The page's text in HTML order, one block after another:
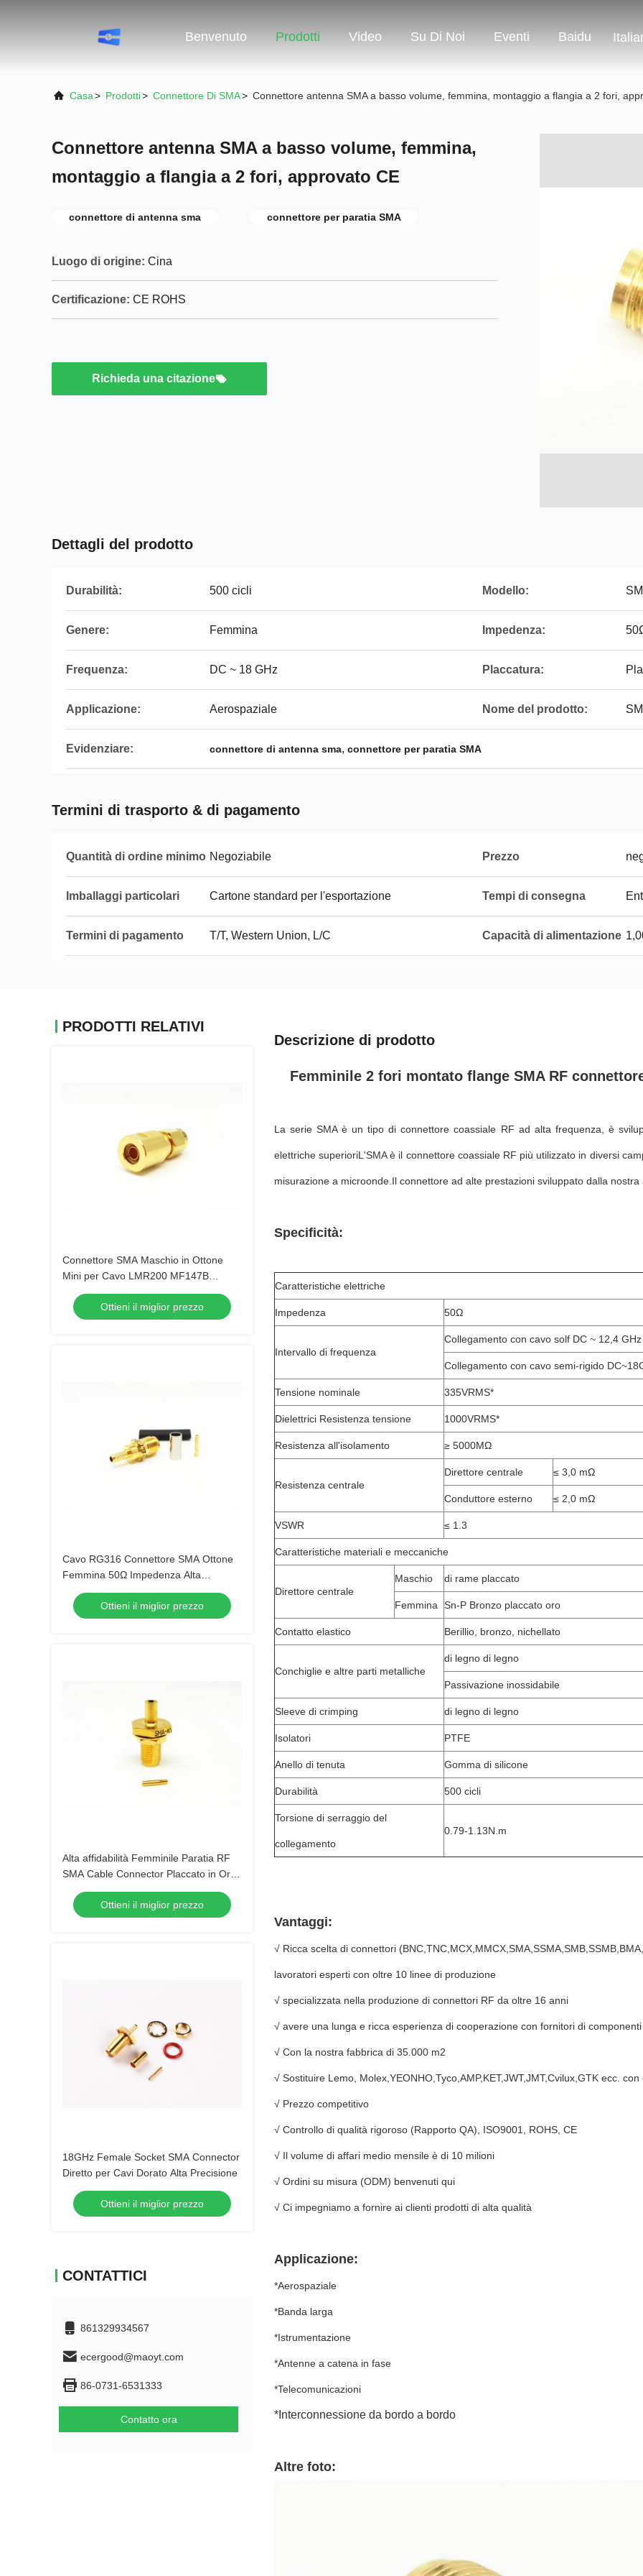
Benvenuto Prodotti Video Su Di Noi Eventi Baidu
Casa> Prodotti> Connettore Di SMA> Connettore antenna SMA a basso volume, femmina, montaggio a flangia a 2 fori,
Connettore antenna SMA a basso volume, femmina,
montaggio a flangia a 2 fori, approvato CE
connettore di antenna sma connettore per paratia SMA
Luogo di origine: Cina
Certificazione: CE ROHS
Richieda una citazione
Dettagli del prodotto
Durabilità: 500 cicli Modello:
Genere: Femmina Impedenza:
Frequenza: DC ~ 18 GHz Placcatura:
Applicazione: Aerospaziale Nome del prodotto:
Evidenziare: connettore di antenna sma, connettore per paratia SMA
Termini di trasporto & di pagamento
Quantità di ordine minimo Negoziabile Prezzo
Imballaggi particolari Cartone standard per l'esportazione Tempi di consegna
Termini di pagamento T/T, Western Union, L/C Capacità di alimentazione
PRODOTTI RELATIVI
Connettore SMA Maschio in Ottone
Mini per Cavo LMR200 MF147B
CXN3449
Ottieni il miglior prezzo
Cavo RG316 Connettore SMA Ottone
Femmina 50Ω Impedenza Alta
Frequenza
Ottieni il miglior prezzo
Alta affidabilità Femminile Paratia RF
SMA Cable Connector Placcato in Oro
Per 086 Cavo
Ottieni il miglior prezzo
18GHz Female Socket SMA Connector
Diretto per Cavi Dorato Alta Precisione
Ottieni il miglior prezzo
CONTATTICI
861329934567
ecergood@maoyt.com
86-0731-6531333
Contatto ora
Descrizione di prodotto
Femminile 2 fori montato flange SMA RF
La serie SMA è un tipo di connettore coassiale RF ad alta frequenza, è
elettriche superioriL'SMA è il connettore coassiale RF più utilizzato in diversi
misurazione a microonde.Il connettore ad alte prestazioni sviluppato dalla
Specificità:
Caratteristiche elettriche
Impedenza 50Ω
Intervallo di frequenza
Collegamento con cavo solf DC ~ 12,4 GHz
Collegamento con cavo semi-rigido
Tensione nominale 335VRMS*
Dielettrici Resistenza tensione 1000VRMS*
Resistenza all'isolamento ≥ 5000MΩ
Resistenza centrale
Direttore centrale ≤ 3,0 mΩ
Conduttore esterno ≤ 2,0 mΩ
VSWR ≤ 1.3
Caratteristiche materiali e meccaniche
Direttore centrale
Maschio di rame placcato
Femmina Sn-P Bronzo placcato oro
Contatto elastico Berillio, bronzo, nichellato
Conchiglie e altre parti metalliche
di legno di legno
Passivazione inossidabile
Sleeve di crimping di legno di legno
Isolatori PTFE
Anello di tenuta Gomma di silicone
Durabilità 500 cicli
Torsione di serraggio del
collegamento
0.79-1.13N.m
Vantaggi:
√ Ricca scelta di connettori
lavoratori esperti con oltre 10 linee di produzione
√ specializzata nella produzione di connettori RF da oltre 16 anni
√ avere una lunga e ricca esperienza di cooperazione con fornitori di
√ Con la nostra fabbrica di 35.000 m2
√ Sostituire Lemo, Molex,YEONHO,Tyco,AMP,KET,JWT,JMT,Cvilux,GTK ecc.
√ Prezzo competitivo
√ Controllo di qualità rigoroso (Rapporto QA), ISO9001, ROHS, CE
√ Il volume di affari medio mensile è di 10 milioni
√ Ordini su misura (ODM) benvenuti qui
√ Ci impegniamo a fornire ai clienti prodotti di alta qualità
Applicazione:
*Aerospaziale
*Banda larga
*Istrumentazione
*Antenne a catena in fase
*Telecomunicazioni
*Interconnessione da bordo a bordo
Altre foto: